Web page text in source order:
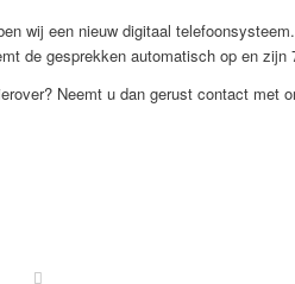
wij een nieuw digitaal
de gesprekken automatisch op en
Neemt u dan gerust contact met